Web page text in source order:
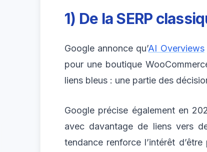
1) De la SERP
Google annonce qu’AI Overviews
pour une boutique
liens bleus : une partie des
Google précise également en
avec davantage de liens vers
tendance renforce l’intérêt